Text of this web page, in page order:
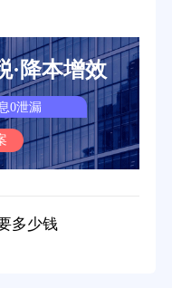
·降本增效
0泄漏
多少钱